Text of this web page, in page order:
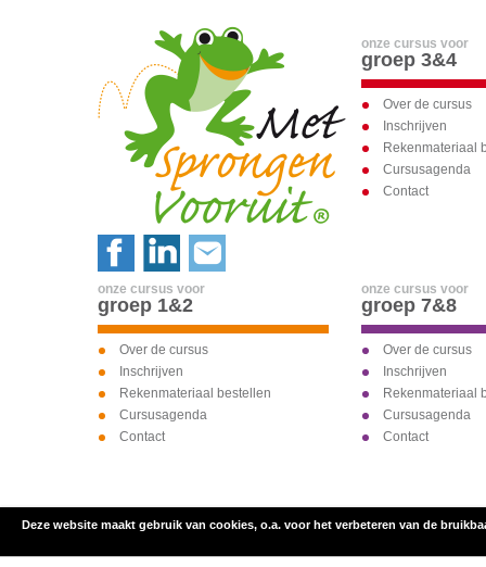
onze cursus voor
groep 3&4
Over de cursus
Inschrijven
Rekenmateriaal
Cursusagenda
Contact
onze cursus voor
groep 1&2
Over de cursus
Inschrijven
Rekenmateriaal bestellen
Cursusagenda
Contact
onze cursus voor
groep 7&8
Over de cursus
Inschrijven
Rekenmateriaal
Cursusagenda
Contact
inschrijven voor
Deze website maakt gebruik van cookies, o.a. voor het verbeteren van de